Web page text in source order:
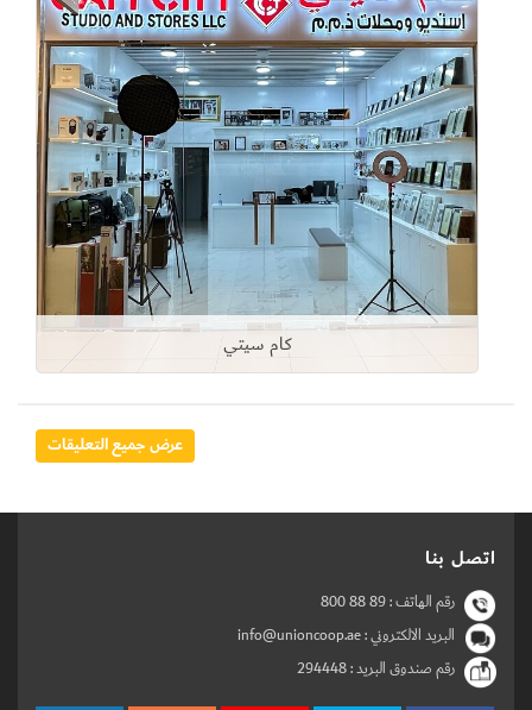
كام سيتي
عرض جميع التعليقات
اتصل بنا
رقم الهاتف :800 88 89
البريد الالكتروني : info@unioncoop.ae
رقم صندوق البريد :294448